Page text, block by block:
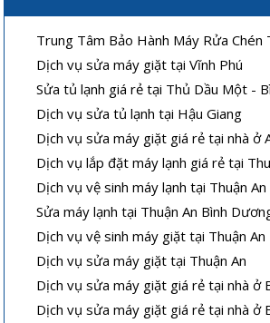
Trung Tâm Bảo Hành Máy Rửa Chén
Dịch vụ sửa máy giặt tại Vĩnh Phú
Sửa tủ lạnh giá rẻ tại Thủ Dầu Một -
Dịch vụ sửa tủ lạnh tại Hậu Giang
Dịch vụ sửa máy giặt giá rẻ tại nhà ở
Dịch vụ lắp đặt máy lạnh giá rẻ tại
Dịch vụ vệ sinh máy lạnh tại Thuận
Sửa máy lạnh tại Thuận An Bình
Dịch vụ vệ sinh máy giặt tại Thuận An
Dịch vụ sửa máy giặt tại Thuận An
Dịch vụ sửa máy giặt giá rẻ tại nhà ở
Dịch vụ sửa máy giặt giá rẻ tại nhà ở